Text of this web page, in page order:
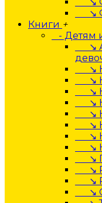
↘
Книги +
- Детям
↘
↘
↘
↘
↘
↘
↘
↘
↘
↘
↘
↘
↘